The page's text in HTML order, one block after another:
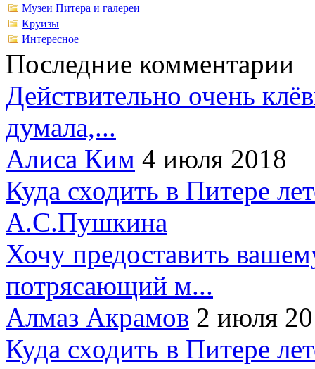
Музеи Питера и галереи
Круизы
Интересное
Последние комментарии
Действительно очень
думала,...
Алиса Ким 4 июля 2018
Куда сходить в Питере
А.С.Пушкина
Хочу предоставить
потрясающий м...
Алмаз Акрамов 2 июля
Куда сходить в Питере